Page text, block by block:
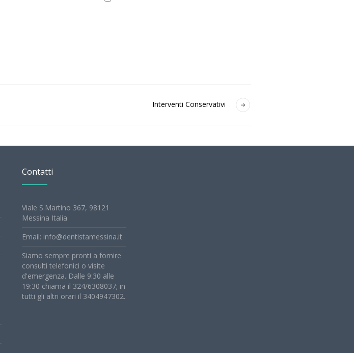
Interventi Conservativi
Contatti
Viale S.Martino 367, 98121
Messina Italia
Email: info@dentistamessina.it
Siamo sempre pronti a fornire
consulti telefonici o visite
d'emergenza. Dalle 9:30 alle
19:30 chiama il 324/6308037; in
tutti gli altri orari il 3404947302.